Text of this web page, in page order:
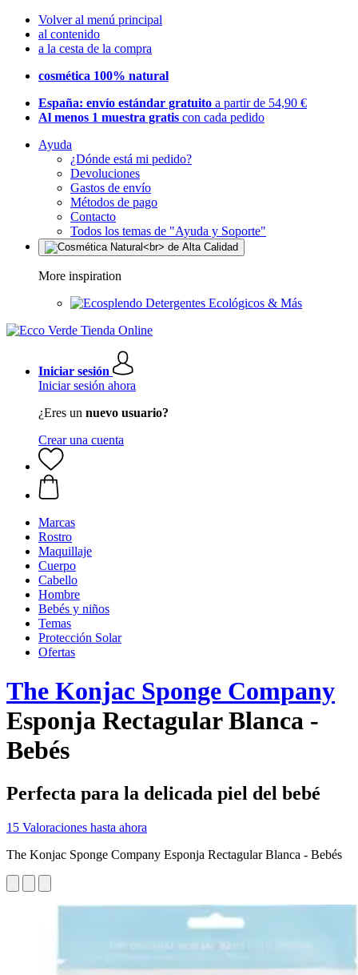
Volver al menú principal
al contenido
a la cesta de la compra
cosmética 100% natural
España: envío estándar gratuito a partir de 54,90 €
Al menos 1 muestra gratis con cada pedido
Ayuda
¿Dónde está mi pedido?
Devoluciones
Gastos de envío
Métodos de pago
Contacto
Todos los temas de "Ayuda y Soporte"
More inspiration
Detergentes Ecológicos & Más
Iniciar sesión
Iniciar sesión ahora
¿Eres un nuevo usuario?
Crear una cuenta
Marcas
Rostro
Maquillaje
Cuerpo
Cabello
Hombre
Bebés y niños
Temas
Protección Solar
Ofertas
The Konjac Sponge Company
Esponja Rectagular Blanca -
Bebés
Perfecta para la delicada piel del bebé
15 Valoraciones hasta ahora
The Konjac Sponge Company Esponja Rectagular Blanca - Bebés